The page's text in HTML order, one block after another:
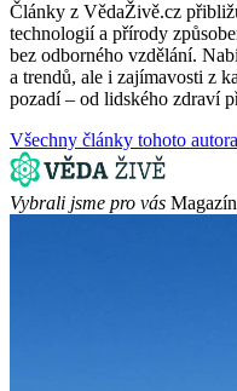
Články z VědaŽivě.cz
technologií a přírody
bez odborného vzdělání.
a trendů, ale i zajímavosti z
pozadí – od lidského zdraví
Všechny články tohoto
Vybrali jsme pro vás